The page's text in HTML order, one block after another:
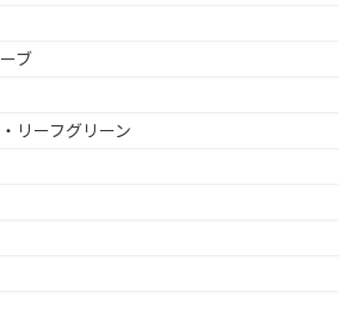
ブ
リーフグリーン